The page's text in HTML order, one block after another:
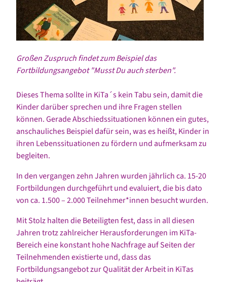
Großen Zuspruch findet zum Beispiel das
Fortbildungsangebot "Musst Du auch sterben".
Dieses Thema sollte in KiTa´s kein Tabu sein, damit die
Kinder darüber sprechen und ihre Fragen stellen
können. Gerade Abschiedssituationen können ein gutes,
anschauliches Beispiel dafür sein, was es heißt, Kinder in
ihren Lebenssituationen zu fördern und aufmerksam zu
begleiten.
In den vergangen zehn Jahren wurden jährlich ca. 15-20
Fortbildungen durchgeführt und evaluiert, die bis dato
von ca. 1.500 – 2.000 Teilnehmer*innen besucht wurden.
Mit Stolz halten die Beteiligten fest, dass in all diesen
Jahren trotz zahlreicher Herausforderungen im KiTa-
Bereich eine konstant hohe Nachfrage auf Seiten der
Teilnehmenden existierte und, dass das
Fortbildungsangebot zur Qualität der Arbeit in KiTas